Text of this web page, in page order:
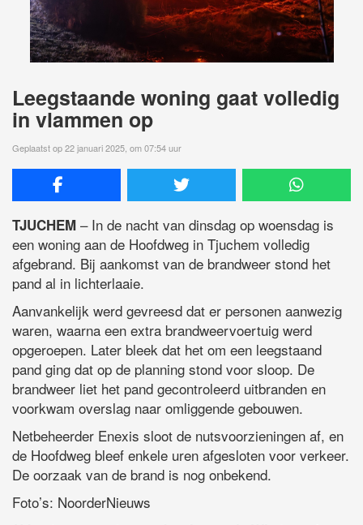
Leegstaande woning gaat volledig
in vlammen op
Geplaatst op 22 januari 2025, om 07:54 uur
TJUCHEM – In de nacht van dinsdag op woensdag is
een woning aan de Hoofdweg in Tjuchem volledig
afgebrand. Bij aankomst van de brandweer stond het
pand al in lichterlaaie.
Aanvankelijk werd gevreesd dat er personen aanwezig
waren, waarna een extra brandweervoertuig werd
opgeroepen. Later bleek dat het om een leegstaand
pand ging dat op de planning stond voor sloop. De
brandweer liet het pand gecontroleerd uitbranden en
voorkwam overslag naar omliggende gebouwen.
Netbeheerder Enexis sloot de nutsvoorzieningen af, en
de Hoofdweg bleef enkele uren afgesloten voor verkeer.
De oorzaak van de brand is nog onbekend.
Foto’s: NoorderNieuws